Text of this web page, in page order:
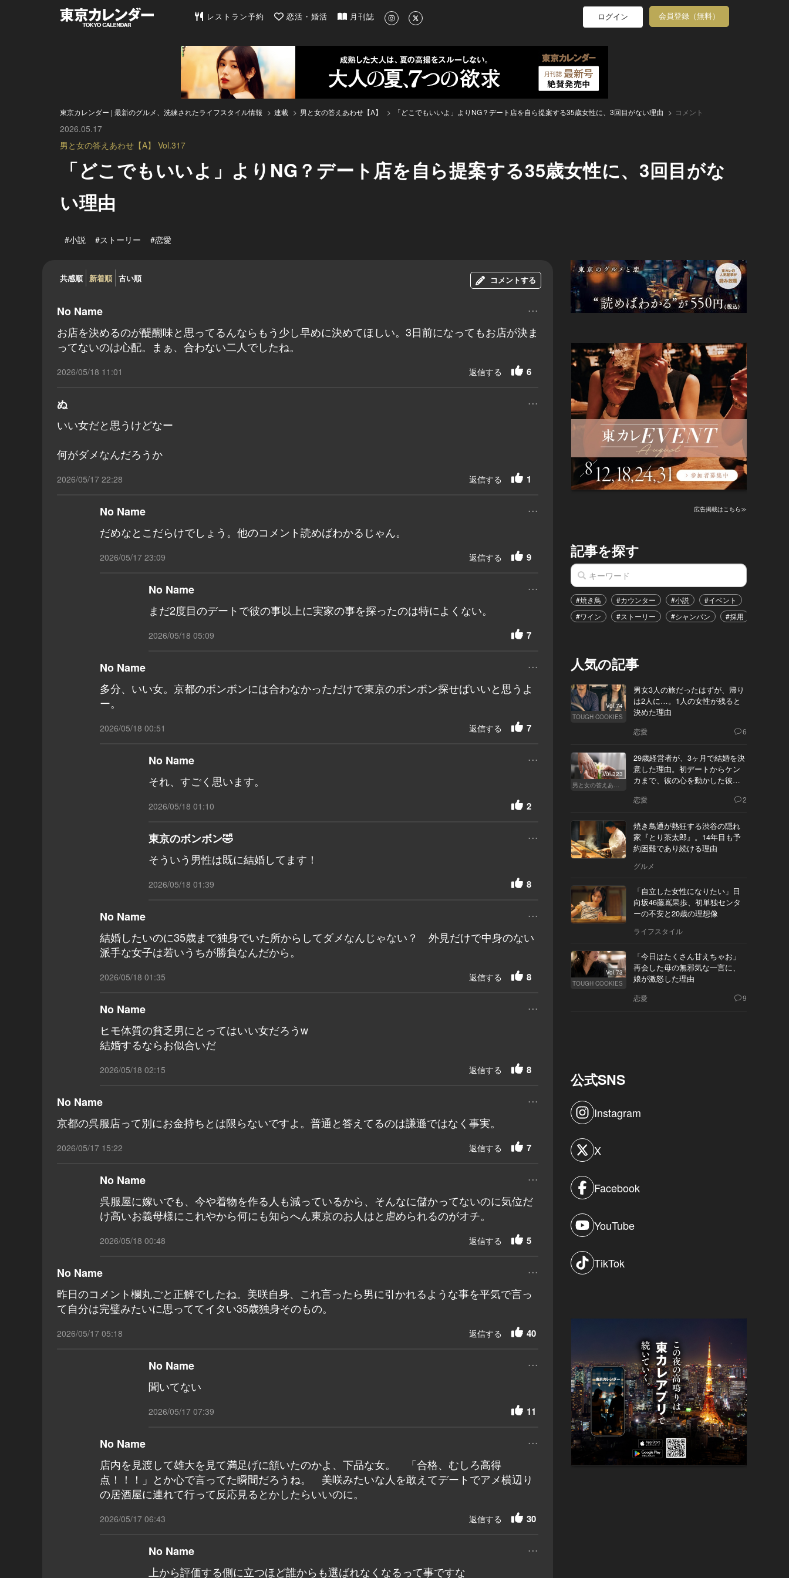
東京カレンダー | 最新のグルメ、洗練されたライフスタイル情報
レストラン予約 恋活・婚活 月刊誌 ログイン 会員登録（無料）
東京カレンダー | 最新のグルメ、洗練されたライフスタイル情報 連載 男と女の答えあわせ【A】 「どこでもいいよ」よりNG？デート店を自ら提案する35歳女性に、3回目がない理由 コメント
2026.05.17
男と女の答えあわせ【A】 Vol.317
「どこでもいいよ」よりNG？デート店を自ら提案する35歳女性に、3回目がな
い理由
#小説 #ストーリー #恋愛
共感順 新着順 古い順 コメントする
No Name ...
お店を決めるのが醍醐味と思ってるんならもう少し早めに決めてほしい。3日前になってもお店が決ま
ってないのは心配。まぁ、合わない二人でしたね。
2026/05/18 11:01 6
返信する
ぬ ...
いい女だと思うけどなー
何がダメなんだろうか
2026/05/17 22:28 1
返信する
No Name ...
だめなとこだらけでしょう。他のコメント読めばわかるじゃん。
2026/05/17 23:09 9
返信する
No Name ...
まだ2度目のデートで彼の事以上に実家の事を探ったのは特によくない。
2026/05/18 05:09 7
No Name ...
多分、いい女。京都のボンボンには合わなかっただけで東京のボンボン探せばいいと思うよ
ー。
2026/05/18 00:51 7
返信する
No Name ...
それ、すごく思います。
2026/05/18 01:10 2
東京のボンボン🤣 ...
そういう男性は既に結婚してます！
2026/05/18 01:39 8
No Name ...
結婚したいのに35歳まで独身でいた所からしてダメなんじゃない？ 外見だけで中身のない
派手な女子は若いうちが勝負なんだから。
2026/05/18 01:35 8
返信する
No Name ...
ヒモ体質の貧乏男にとってはいい女だろうw
結婚するならお似合いだ
2026/05/18 02:15 8
返信する
No Name ...
京都の呉服店って別にお金持ちとは限らないですよ。普通と答えてるのは謙遜ではなく事実。
2026/05/17 15:22 7
返信する
No Name ...
呉服屋に嫁いでも、今や着物を作る人も減っているから、そんなに儲かってないのに気位だ
け高いお義母様にこれやから何にも知らへん東京のお人はと虐められるのがオチ。
2026/05/18 00:48 5
返信する
No Name ...
昨日のコメント欄丸ごと正解でしたね。美咲自身、これ言ったら男に引かれるような事を平気で言っ
て自分は完璧みたいに思っててイタい35歳独身そのもの。
2026/05/17 05:18 40
返信する
No Name ...
聞いてない
2026/05/17 07:39 11
No Name ...
店内を見渡して雄大を見て満足げに頷いたのかよ、下品な女。 「合格、むしろ高得
点！！！」とか心で言ってた瞬間だろうね。 美咲みたいな人を敢えてデートでアメ横辺り
の居酒屋に連れて行って反応見るとかしたらいいのに。
2026/05/17 06:43 30
返信する
No Name ...
上から評価する側に立つほど誰からも選ばれなくなるって事ですな
広告掲載はこちら≫
記事を探す
#焼き鳥 #カウンター #小説 #イベント
#ワイン
#ストーリー #シャンパン #採用
人気の記事
Vol.74
TOUGH COOKIES
男女3人の旅だったはずが、帰り
は2人に…。1人の女性が残ると
決めた理由
恋愛 6
Vol.323
男と女の答えあわせ【Q】
29歳経営者が、3ヶ月で結婚を決
意した理由。初デートからケン
カまで、彼の心を動かした彼女
恋愛 2
焼き鳥通が熱狂する渋谷の隠れ
家『とり茶太郎』。14年目も予
約困難であり続ける理由
グルメ
「自立した女性になりたい」日
向坂46藤嶌果歩、初単独センタ
ーの不安と20歳の理想像
ライフスタイル
Vol.73
TOUGH COOKIES
「今日はたくさん甘えちゃお」
再会した母の無邪気な一言に、
娘が激怒した理由
恋愛 9
公式SNS
Instagram
X
Facebook
YouTube
TikTok